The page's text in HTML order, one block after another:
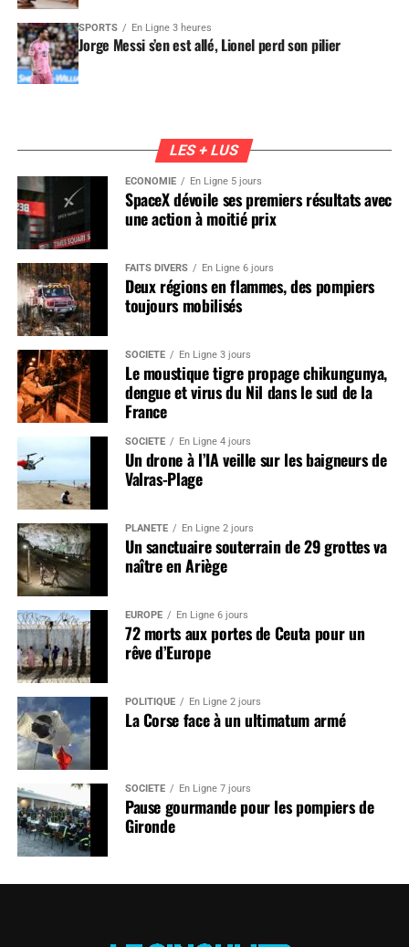
SPORTS En Ligne 3 heures
Jorge Messi s’en est allé, Lionel perd son pilier
LES + LUS
ÉCONOMIE En Ligne 5 jours
SpaceX dévoile ses premiers résultats avec
une action à moitié prix
FAITS DIVERS En Ligne 6 jours
Deux régions en flammes, des pompiers
toujours mobilisés
SOCIÉTÉ En Ligne 3 jours
Le moustique tigre propage chikungunya,
dengue et virus du Nil dans le sud de la
France
SOCIÉTÉ En Ligne 4 jours
Un drone à l’IA veille sur les baigneurs de
Valras-Plage
PLANÈTE En Ligne 2 jours
Un sanctuaire souterrain de 29 grottes va
naître en Ariège
EUROPE En Ligne 6 jours
72 morts aux portes de Ceuta pour un
rêve d’Europe
POLITIQUE En Ligne 2 jours
La Corse face à un ultimatum armé
SOCIÉTÉ En Ligne 7 jours
Pause gourmande pour les pompiers de
Gironde